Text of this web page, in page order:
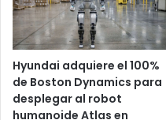
Hyundai adquiere el 100%
de Boston Dynamics para
desplegar al robot
humanoide Atlas en